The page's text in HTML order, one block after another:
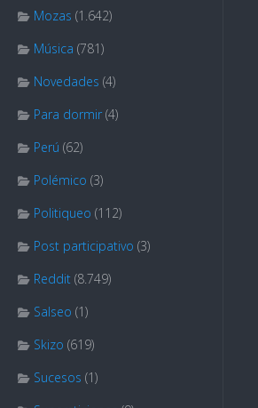
Mozas (1.642)
Música (781)
Novedades (4)
Para dormir (4)
Perú (62)
Polémico (3)
Politiqueo (112)
Post participativo (3)
Reddit (8.749)
Salseo (1)
Skizo (619)
Sucesos (1)